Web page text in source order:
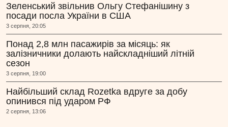
Зеленський звільнив Ольгу Стефанішину з
посади посла України в США
3 серпня, 20:05
Понад 2,8 млн пасажирів за місяць: як
залізничники долають найскладніший літній
сезон
3 серпня, 19:00
Найбільший склад Rozetka вдруге за добу
опинився під ударом РФ
2 серпня, 13:06